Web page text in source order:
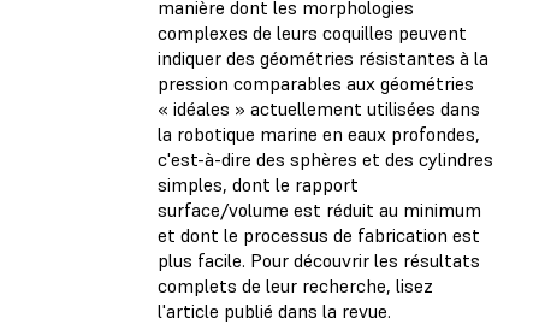
manière dont les morphologies
complexes de leurs coquilles peuvent
indiquer des géométries résistantes à la
pression comparables aux géométries
« idéales » actuellement utilisées dans
la robotique marine en eaux profondes,
c'est-à-dire des sphères et des cylindres
simples, dont le rapport
surface/volume est réduit au minimum
et dont le processus de fabrication est
plus facile. Pour découvrir les résultats
complets de leur recherche, lisez
l'article publié dans la revue.